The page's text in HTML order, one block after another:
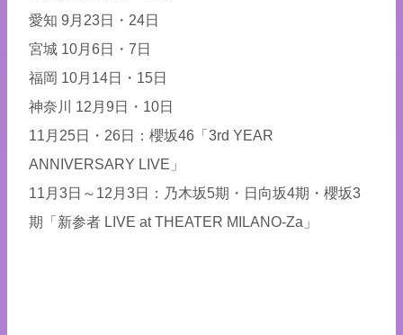
愛知 9月23日・24日
宮城 10月6日・7日
福岡 10月14日・15日
神奈川 12月9日・10日
11月25日・26日：櫻坂46「3rd YEAR
ANNIVERSARY LIVE」
11月3日～12月3日：乃木坂5期・日向坂4期・櫻坂3
期「新参者 LIVE at THEATER MILANO-Za」